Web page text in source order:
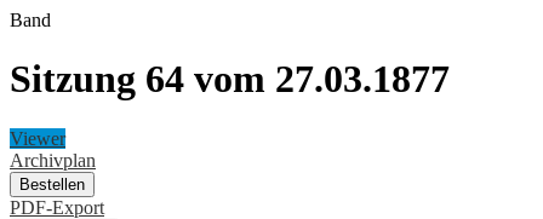
Band
Sitzung 64 vom 27.03.1877
Viewer
Archivplan
Bestellen
PDF-Export